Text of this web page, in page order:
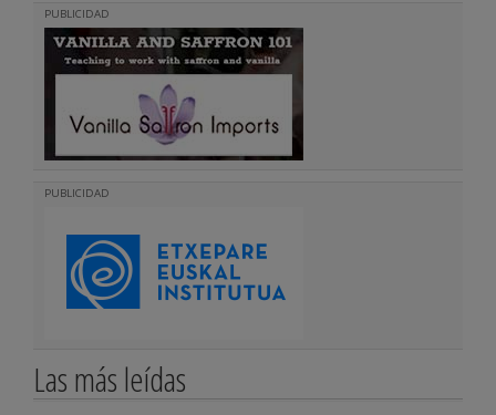
PUBLICIDAD
PUBLICIDAD
Las más leídas